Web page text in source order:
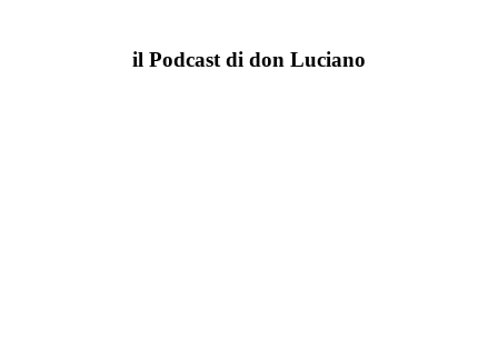
il Podcast di don Luciano